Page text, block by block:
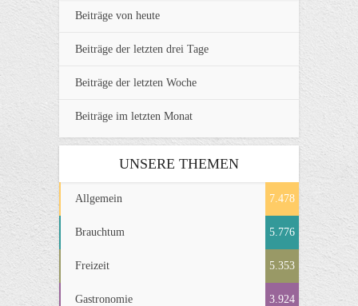
Beiträge von heute
Beiträge der letzten drei Tage
Beiträge der letzten Woche
Beiträge im letzten Monat
UNSERE THEMEN
Allgemein 7.478
Brauchtum 5.776
Freizeit 5.353
Gastronomie 3.924